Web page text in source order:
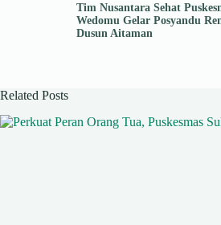
Tim Nusantara Sehat
Wedomu Gelar Posyandu
Dusun Aitaman
Related Posts